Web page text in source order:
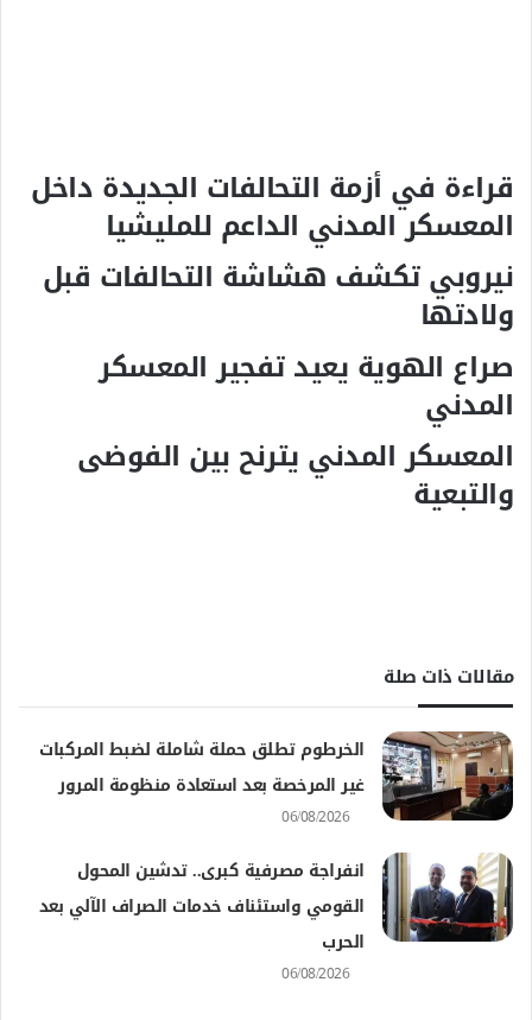
قراءة في أزمة التحالفات الجديدة داخل
المعسكر المدني الداعم للمليشيا
نيروبي تكشف هشاشة التحالفات قبل
ولادتها
صراع الهوية يعيد تفجير المعسكر
المدني
المعسكر المدني يترنح بين الفوضى
والتبعية
مقالات ذات صلة
الخرطوم تطلق حملة شاملة لضبط المركبات
غير المرخصة بعد استعادة منظومة المرور
06/08/2026
انفراجة مصرفية كبرى.. تدشين المحول
القومي واستئناف خدمات الصراف الآلي بعد
الحرب
06/08/2026